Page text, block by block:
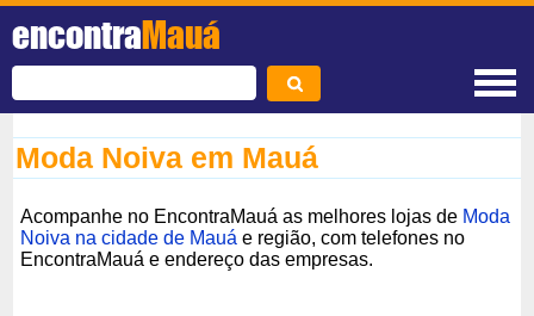
encontraMauá
Moda Noiva em Mauá
Acompanhe no EncontraMauá as melhores lojas de Moda
Noiva na cidade de Mauá e região, com telefones no
EncontraMauá e endereço das empresas.